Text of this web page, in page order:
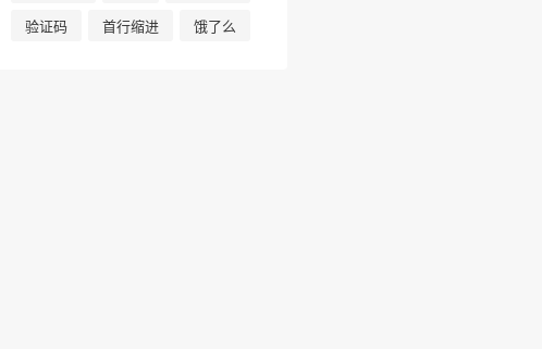
验证码
首行缩进 饿了么